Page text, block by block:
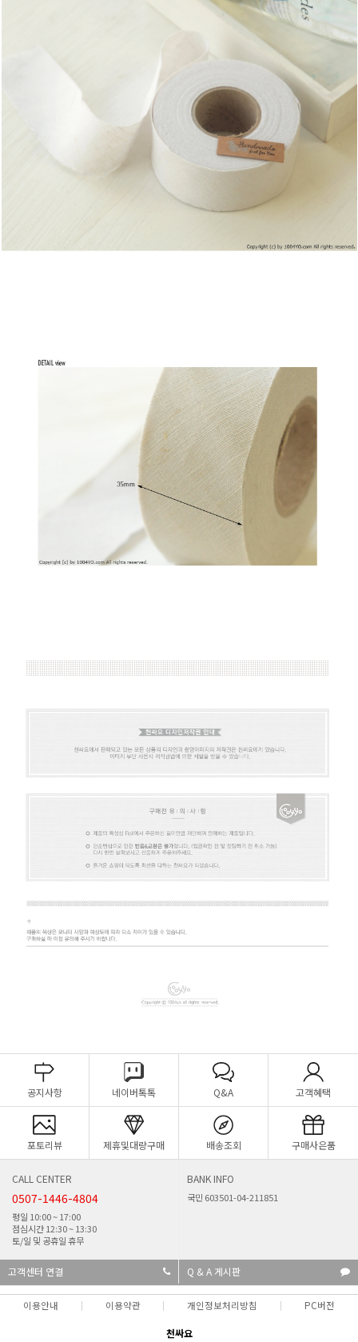
공지사항 네이버톡톡 Q&A 고객혜택
포토리뷰 제휴및대량구매 배송조회 구매사은품
CALL CENTER
0507-1446-4804
평일 10:00 ~ 17:00
점심시간 12:30 ~ 13:30
토/일 및 공휴일 휴무
BANK INFO
국민 603501-04-211851
고객센터 연결 Q & A 게시판
이용안내 이용약관 개인정보처리방침 PC버전
천싸요